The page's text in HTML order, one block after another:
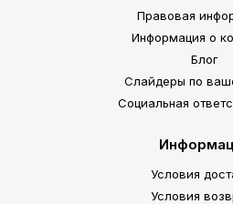
Правовая
Информация о
Блог
Слайдеры по
Социальная
Условия
Условия